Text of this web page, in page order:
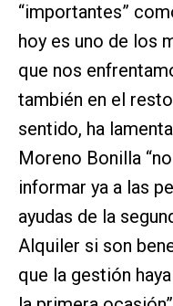
“importantes”
hoy es uno de los
que nos
también en el
sentido, ha
Moreno Bonilla
informar ya a las
ayudas de la
Alquiler si son
que la gestión